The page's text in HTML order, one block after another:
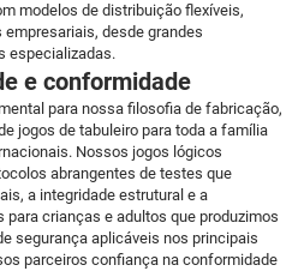
modelos de distribuição flexíveis,
desde grandes
especializadas.
e conformidade
para nossa filosofia de fabricação,
jogos de tabuleiro para toda a família
Nossos jogos lógicos
abrangentes de testes que
a integridade estrutural e a
para crianças e adultos que produzimos
segurança aplicáveis nos principais
parceiros confiança na conformidade